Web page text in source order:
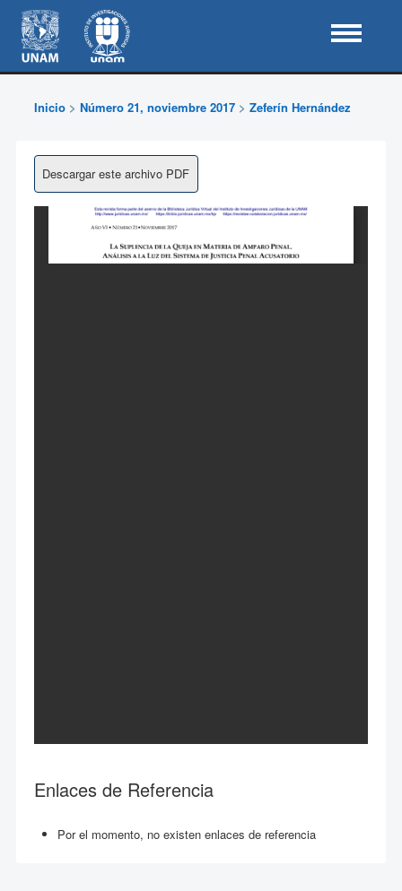
Inicio> Número 21, noviembre 2017> Zeferín Hernández
Descargar este archivo PDF
Enlaces de Referencia
Por el momento, no existen enlaces de referencia